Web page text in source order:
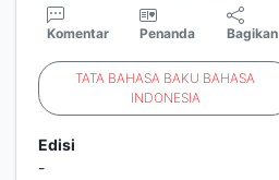
Komentar Penanda Bagikan
TATA BAHASA BAKU BAHASA
INDONESIA
Edisi
-